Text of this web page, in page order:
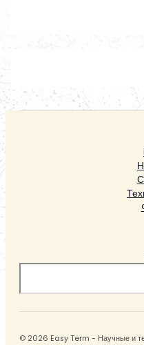
© 2026 Easy Term - Научные и